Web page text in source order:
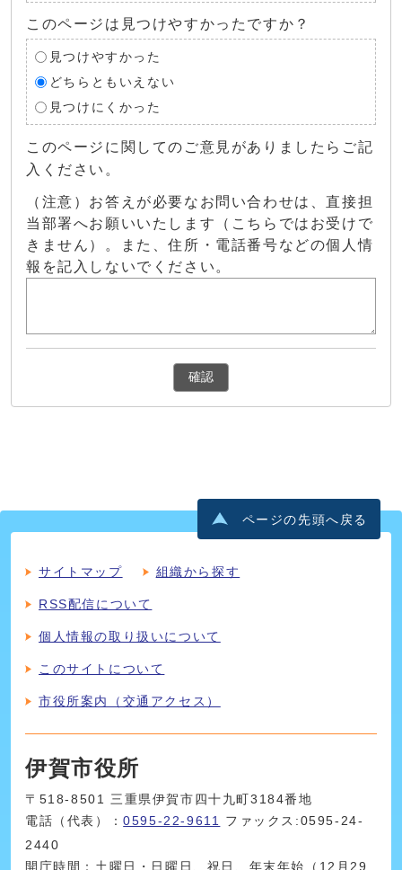
このページは見つけやすかったですか？
見つけやすかった
どちらともいえない
見つけにくかった
このページに関してのご意見がありましたらご記
入ください。
（注意）お答えが必要なお問い合わせは、直接担
当部署へお願いいたします（こちらではお受けで
きません）。また、住所・電話番号などの個人情
報を記入しないでください。
確認
ページの先頭へ戻る
サイトマップ 組織から探す
RSS配信について
個人情報の取り扱いについて
このサイトについて
市役所案内（交通アクセス）
伊賀市役所
〒518-8501 三重県伊賀市四十九町3184番地
電話（代表）：0595-22-9611
ファックス:0595-24-
2440
開庁時間：土曜日・日曜日、祝日、年末年始（12月29